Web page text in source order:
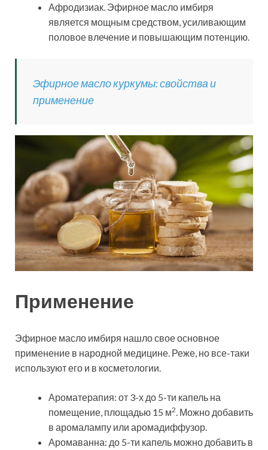
Афродизиак. Эфирное масло имбиря
является мощным средством, усиливающим
половое влечение и повышающим потенцию.
Эфирное масло куркумы: свойства и
применение
Применение
Эфирное масло имбиря нашло свое основное
применение в народной медицине. Реже, но все-таки
используют его и в косметологии.
Ароматерапия: от 3-х до 5-ти капель на
помещение, площадью 15 м2 . Можно добавить
в аромалампу или аромадиффузор.
Аромаванна: до 5-ти капель можно добавить в